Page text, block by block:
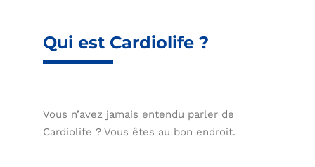
Qui est Cardiolife ?
Vous n’avez jamais entendu parler de
Cardiolife ? Vous êtes au bon endroit.